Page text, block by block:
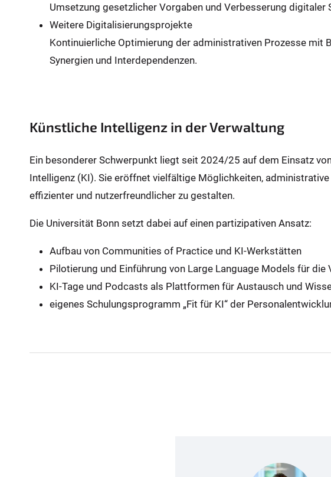
Umsetzung gesetzlicher Vorgaben und Verbesserung digitaler
Weitere Digitalisierungsprojekte
Kontinuierliche Optimierung der administrativen Prozesse mit
Synergien und Interdependenzen.
Künstliche Intelligenz in der Verwaltung
Ein besonderer Schwerpunkt liegt seit 2024/25 auf dem Einsatz
Intelligenz (KI). Sie eröffnet vielfältige Möglichkeiten,
effizienter und nutzerfreundlicher zu gestalten.
Die Universität Bonn setzt dabei auf einen partizipativen Ansatz:
Aufbau von Communities of Practice und KI-Werkstätten
Pilotierung und Einführung von Large Language Models für die
KI-Tage und Podcasts als Plattformen für Austausch und
eigenes Schulungsprogramm „Fit für KI“ der